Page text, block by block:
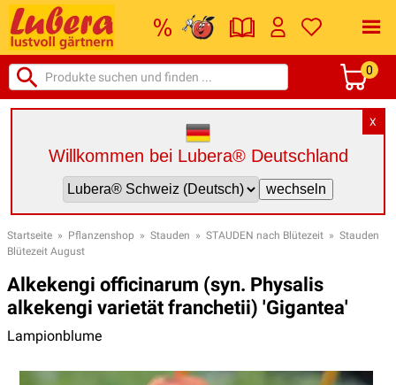
0
X
Willkommen bei Lubera® Deutschland
Startseite » Pflanzenshop » Stauden » STAUDEN nach Blütezeit » Stauden
Blütezeit August
Alkekengi officinarum (syn. Physalis
alkekengi varietät franchetii) 'Gigantea'
Lampionblume